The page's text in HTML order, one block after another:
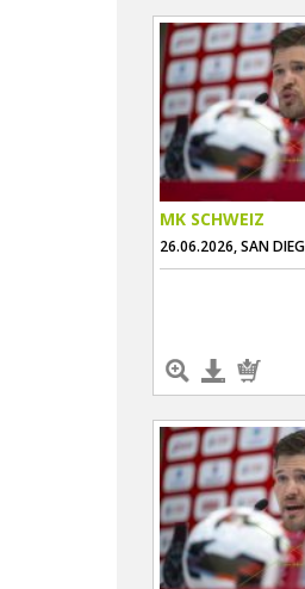
MK SCHWEIZ
26.06.2026, SAN